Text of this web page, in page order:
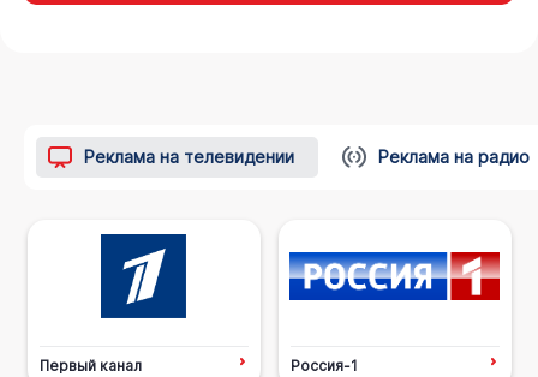
Реклама на телевидении Реклама на радио
Первый канал Россия-1